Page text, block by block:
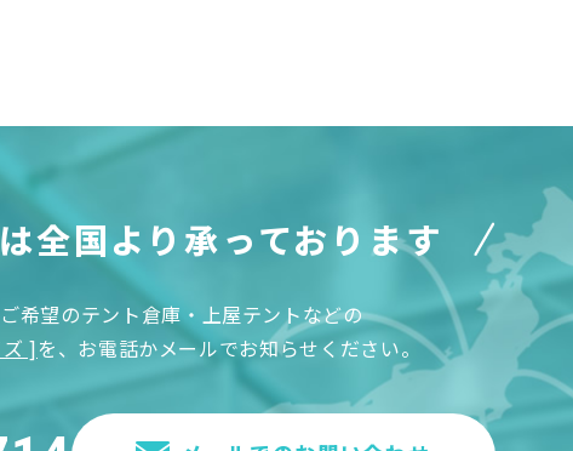
全国より承っております
希望のテント倉庫・上屋テントなどの
]を、お電話かメールでお知らせください。